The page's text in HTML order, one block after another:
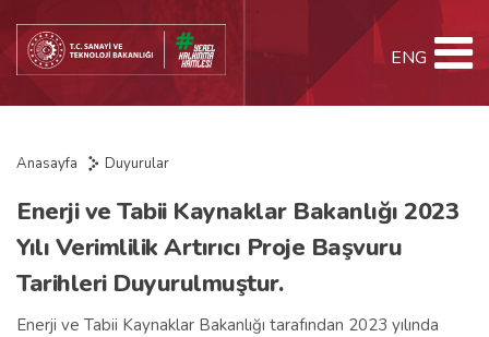
ENG
Anasayfa Duyurular
Enerji ve Tabii Kaynaklar Bakanlığı 2023
Yılı Verimlilik Artırıcı Proje Başvuru
Tarihleri Duyurulmuştur.
Enerji ve Tabii Kaynaklar Bakanlığı tarafından 2023 yılında